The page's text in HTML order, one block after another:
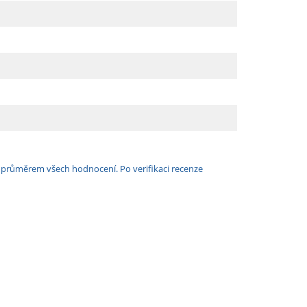
všech hodnocení. Po verifikaci recenze